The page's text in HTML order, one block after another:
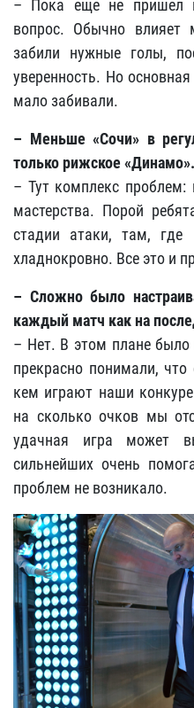
– Пока еще не пришел
вопрос. Обычно влияет
забили нужные голы,
уверенность. Но
мало забивали.
– Меньше «Сочи» в
только рижское
– Тут комплекс проблем:
мастерства. Порой
стадии атаки, там, где
хладнокровно. Все это и
– Сложно было
каждый матч как на
– Нет. В этом плане
прекрасно понимали,
кем играют наши
на сколько очков мы
удачная игра может
сильнейших очень
проблем не возникало.